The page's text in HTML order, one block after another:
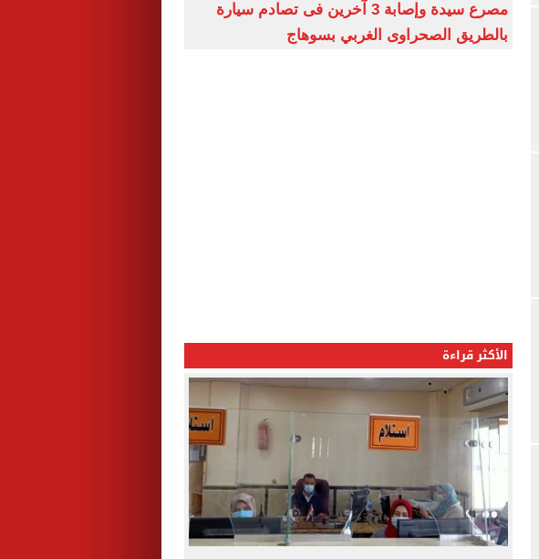
مصرع سيدة وإصابة 3 آخرين فى تصادم سيارة
بالطريق الصحراوى الغربي بسوهاج
الأكثر قراءة